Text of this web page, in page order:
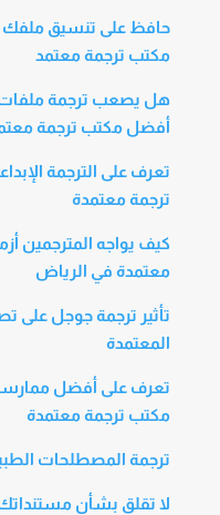
حافظ على تنسيق ملفك
مكتب ترجمة معتمد
أفضل مكتب ترجمة
ترجمة معتمدة
كيف يواجه المترجمين
معتمدة في الرياض
المعتمدة
تعرف على أفضل
مكتب ترجمة معتمدة
ترجمة المصطلحات
لا تقلق بشأن